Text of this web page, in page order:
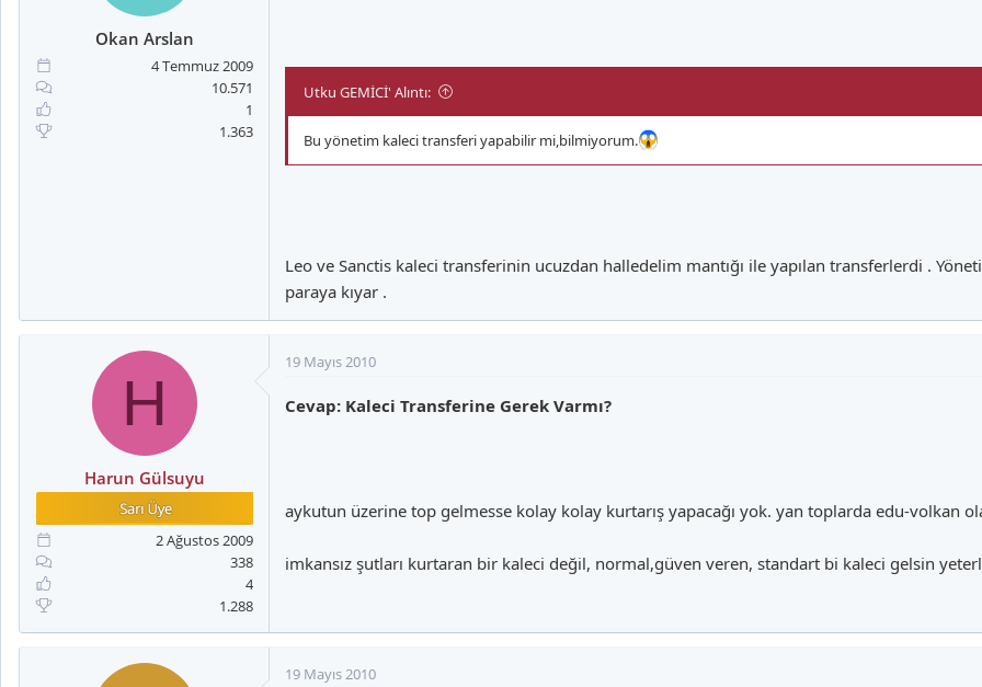
Okan Arslan
4 Temmuz 2009
10.571
1
1.363
Utku GEMİCİ' Alıntı:
Bu yönetim kaleci transferi yapabilir mi,bilmiyorum.
Leo ve Sanctis kaleci transferinin ucuzdan halledelim mantığı ile yapılan transferlerdi .
paraya kıyar .
H
Harun Gülsuyu
2 Ağustos 2009
338
4
1.288
19 Mayıs 2010
Cevap: Kaleci Transferine Gerek Varmı?
aykutun üzerine top gelmesse kolay kolay kurtarış yapacağı yok. yan toplarda edu-volkan
imkansız şutları kurtaran bir kaleci değil, normal,güven veren, standart bi kaleci gelsin
19 Mayıs 2010